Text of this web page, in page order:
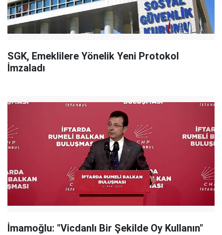
SGK, Emeklilere Yönelik Yeni Protokol
İmzaladı
İmamoğlu: "Vicdanlı Bir Şekilde Oy Kullanın"